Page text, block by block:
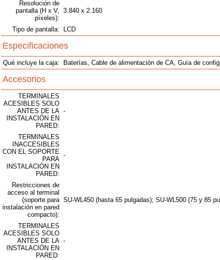
Resolución de
pantalla (H x V,
píxeles):
3.840 x 2.160
Tipo de pantalla: LCD
Especificaciones
Qué incluye la caja: Baterías, Cable de alimentación de CA, Guía de
Accesorios
TERMINALES
ACESIBLES SOLO
ANTES DE LA
INSTALACIÓN EN
PARED:
-
TERMINALES
INACCESIBLES
CON EL SOPORTE
PARA
INSTALACIÓN EN
PARED:
-
Restricciones de
acceso al terminal
(soporte para
instalación en pared
compacto):
SU-WL450 (hasta 65 pulgadas); SU-WL500 (75 y 85
TERMINALES
ACESIBLES SOLO
ANTES DE LA
INSTALACIÓN EN
PARED:
-